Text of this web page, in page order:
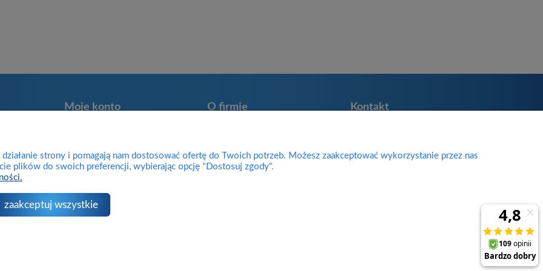
Moje konto
Przechowalnia
O firmie
Zwroty
Kontakt
98-200 Sieradz
strony i pomagają nam dostosować ofertę do Twoich potrzeb. Możesz zaakceptować wykorzystanie przez nas
plików do swoich preferencji, wybierając opcję "Dostosuj zgody".
zaakceptuj wszystkie